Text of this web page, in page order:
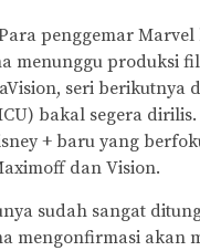
penggemar
menunggu produksi
seri berikutnya
bakal segera
+ baru yang
dan Vision.
sudah sangat
mengonfirmasi akan